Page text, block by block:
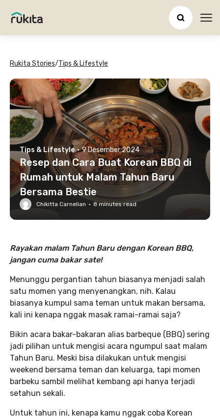
Rukita Stories/Tips & Lifestyle
Tips & Lifestyle · 9 Desember 2024
Resep dan Cara Buat Korean BBQ di
Rumah untuk Malam Tahun Baru
Bersama Bestie
Chikitta Carnelian · 8 minutes read
Rayakan malam Tahun Baru dengan Korean BBQ,
jangan cuma bakar sate!
Menunggu pergantian tahun biasanya menjadi salah
satu momen yang menyenangkan, nih. Kalau
biasanya kumpul sama teman untuk makan bersama,
kali ini kenapa nggak masak ramai-ramai saja?
Bikin acara bakar-bakaran alias barbeque (BBQ) sering
jadi pilihan untuk mengisi acara ngumpul saat malam
Tahun Baru. Meski bisa dilakukan untuk mengisi
weekend bersama teman dan keluarga, tapi momen
barbeku sambil melihat kembang api hanya terjadi
setahun sekali.
Untuk tahun ini, kenapa kamu nggak coba Korean